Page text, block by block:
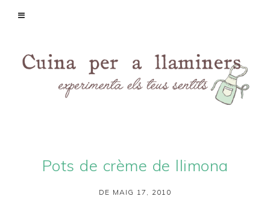
Pots de crème de llimona
DE MAIG 17, 2010